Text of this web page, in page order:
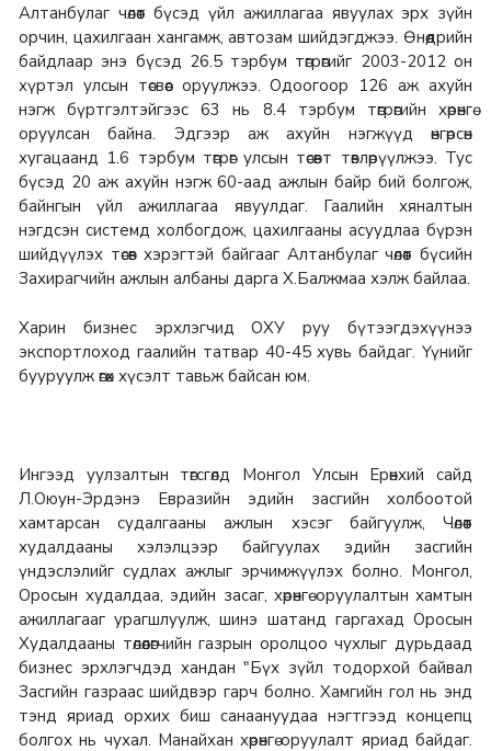
Алтанбулаг чөлөөт бүсэд үйл ажиллагаа явуулах эрх зүйн
орчин, цахилгаан хангамж, автозам шийдэгджээ. Өнөөдрийн
байдлаар энэ бүсэд 26.5 тэрбум төгрөгийг 2003-2012 он
хүртэл улсын төсвөөс оруулжээ. Одоогоор 126 аж ахуйн
нэгж бүртгэлтэйгээс 63 нь 8.4 тэрбум төгрөгийн хөрөнгө
оруулсан байна. Эдгээр аж ахуйн нэгжүүд өнгөрсөн
хугацаанд 1.6 тэрбум төгрөг улсын төсөвт төвлөрүүлжээ. Тус
бүсэд 20 аж ахуйн нэгж 60-аад ажлын байр бий болгож,
байнгын үйл ажиллагаа явуулдаг. Гаалийн хяналтын
нэгдсэн системд холбогдож, цахилгааны асуудлаа бүрэн
шийдүүлэх төсөв хэрэгтэй байгааг Алтанбулаг чөлөөт бүсийн
Захирагчийн ажлын албаны дарга Х.Балжмаа хэлж байлаа.
Харин бизнес эрхлэгчид ОХУ руу бүтээгдэхүүнээ
экспортлоход гаалийн татвар 40-45 хувь байдаг. Үүнийг
бууруулж өгөх хүсэлт тавьж байсан юм.
Ингээд уулзалтын төгсгөлд Монгол Улсын Ерөнхий сайд
Л.Оюун-Эрдэнэ Евразийн эдийн засгийн холбоотой
хамтарсан судалгааны ажлын хэсэг байгуулж, Чөлөөт
худалдааны хэлэлцээр байгуулах эдийн засгийн
үндэслэлийг судлах ажлыг эрчимжүүлэх болно. Монгол,
Оросын худалдаа, эдийн засаг, хөрөнгө оруулалтын хамтын
ажиллагааг урагшлуулж, шинэ шатанд гаргахад Оросын
Худалдааны төлөөлөгчийн газрын оролцоо чухлыг дурьдаад
бизнес эрхлэгчдэд хандан "Бүх зүйл тодорхой байвал
Засгийн газраас шийдвэр гарч болно. Хамгийн гол нь энд
тэнд яриад орхих биш санаануудаа нэгтгээд концепц
болгох нь чухал. Манайхан хөрөнгө оруулалт яриад байдаг.